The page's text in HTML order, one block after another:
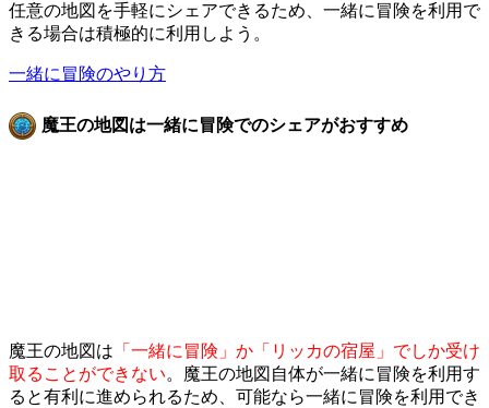
任意の地図を手軽にシェアできるため、一緒に冒険を利用で
きる場合は積極的に利用しよう。
一緒に冒険のやり方
魔王の地図は一緒に冒険でのシェアがおすすめ
魔王の地図は 「一緒に冒険」か「リッカの宿屋」でしか受け
取ることができない。魔王の地図自体が一緒に冒険を利用す
ると有利に進められるため、可能なら一緒に冒険を利用でき